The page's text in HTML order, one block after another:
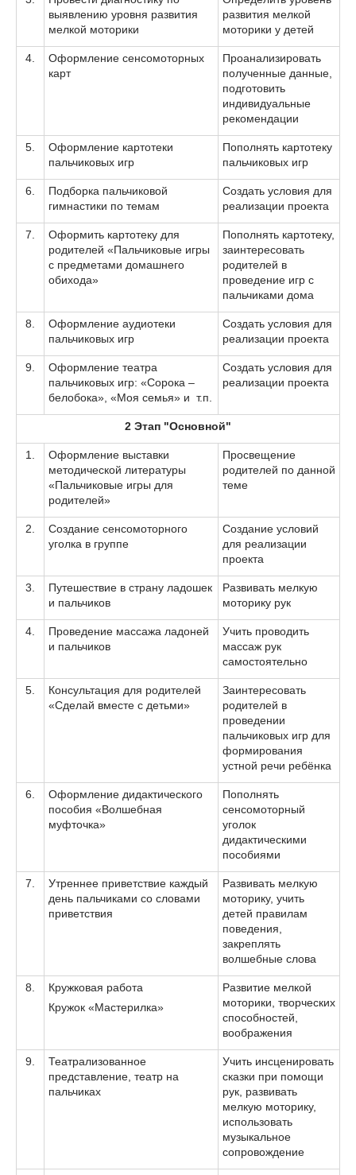
выявлению уровня развития
мелкой моторики
развития мелкой
моторики у детей
4.
Оформление сенсомоторных
карт
Проанализировать
полученные данные,
подготовить
индивидуальные
рекомендации
5.
Оформление картотеки
пальчиковых игр
Пополнять картотеку
пальчиковых игр
6.
Подборка пальчиковой
гимнастики по темам
Создать условия для
реализации проекта
7.
Оформить картотеку для
родителей «Пальчиковые игры
с предметами домашнего
обихода»
Пополнять картотеку,
заинтересовать
родителей в
проведение игр с
пальчиками дома
8.
Оформление аудиотеки
пальчиковых игр
Создать условия для
реализации проекта
9.
Оформление театра
пальчиковых игр: «Сорока –
белобока», «Моя семья» и т.п.
Создать условия для
реализации проекта
2 Этап "Основной"
1.
Оформление выставки
методической литературы
«Пальчиковые игры для
родителей»
Просвещение
родителей по данной
теме
2.
Создание сенсомоторного
уголка в группе
Создание условий
для реализации
проекта
3.
Путешествие в страну ладошек
и пальчиков
Развивать мелкую
моторику рук
4.
Проведение массажа ладоней
и пальчиков
Учить проводить
массаж рук
самостоятельно
5.
Консультация для родителей
«Сделай вместе с детьми»
Заинтересовать
родителей в
проведении
пальчиковых игр для
формирования
устной речи ребёнка
6.
Оформление дидактического
пособия «Волшебная
муфточка»
Пополнять
сенсомоторный
уголок
дидактическими
пособиями
7.
Утреннее приветствие каждый
день пальчиками со словами
приветствия
Развивать мелкую
моторику, учить
детей правилам
поведения,
закреплять
волшебные слова
8.
Кружковая работа
Кружок «Мастерилка»
Развитие мелкой
моторики, творческих
способностей,
воображения
9.
Театрализованное
представление, театр на
пальчиках
Учить инсценировать
сказки при помощи
рук, развивать
мелкую моторику,
использовать
музыкальное
сопровождение